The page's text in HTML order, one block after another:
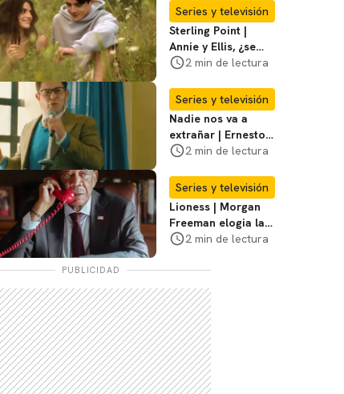
Series y televisión
Sterling Point |
Annie y Ellis, ¿se
quedan juntos o
2 min de lectura
Series y televisión
Nadie nos va a
extrañar | Ernesto
Laguardia habla
2
2 min de lectura
Series y televisión
Lioness | Morgan
Freeman elogia la
escritura de Taylor
coraje"
2 min de lectura
PUBLICIDAD